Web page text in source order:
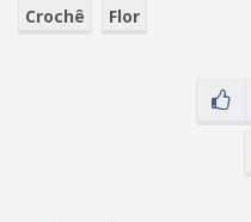
Crochê
Flor